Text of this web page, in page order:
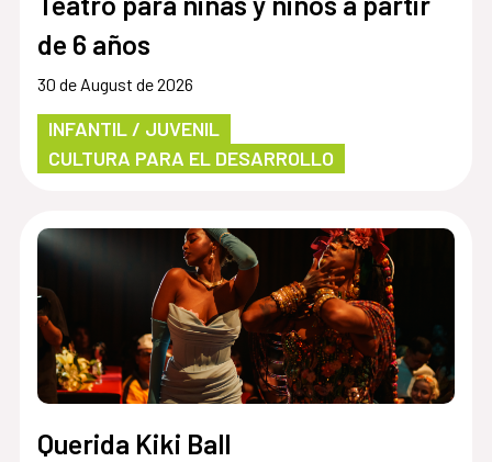
de 6 años
30 de August de 2026
INFANTIL / JUVENIL
CULTURA PARA EL DESARROLLO
Querida Kiki Ball